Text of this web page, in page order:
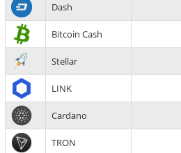
Dash
Bitcoin Cash
Stellar
LINK
Cardano
TRON